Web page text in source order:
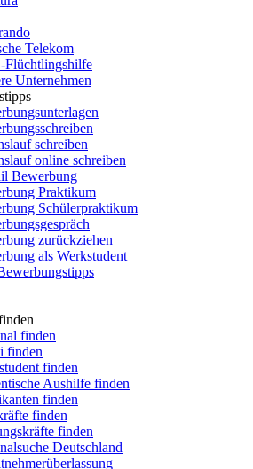
Telekom
Flüchtlingshilfe
Unternehmen
schreiben
online schreiben
Bewerbung
Praktikum
Schülerpraktikum
zurückziehen
als Werkstudent
finden
finden
finden
Aushilfe finden
finden
finden
finden
Deutschland